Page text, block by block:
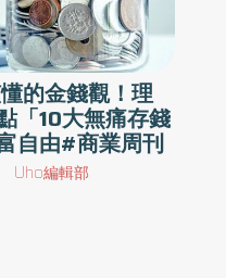
的金錢觀！理
「10大無痛存錢
自由#商業周刊
Uho編輯部